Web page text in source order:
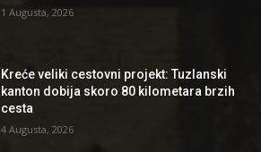
1 Augusta, 2026
Kreće veliki cestovni projekt: Tuzlanski
kanton dobija skoro 80 kilometara brzih
cesta
4 Augusta, 2026